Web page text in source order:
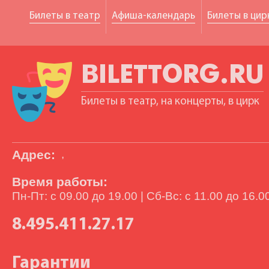
Билеты в театр Афиша-календарь Билеты в
BILETTORG.RU
Билеты в театр, на концерты, в цирк
Адрес: ,
Время работы:
Пн-Пт: с 09.00 до 19.00 | Сб-Вс: с 11.00 до
8.495.411.27.17
Гарантии